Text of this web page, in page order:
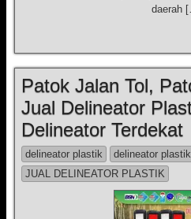
daerah
Patok Jalan Tol,
Jual Delineator
Delineator Terdekat
delineator plastik
delineator
JUAL DELINEATOR PLASTIK